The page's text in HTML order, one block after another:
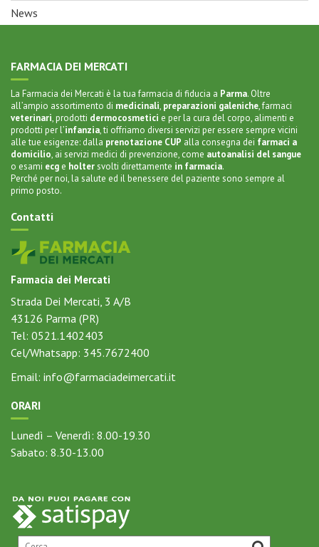
News
FARMACIA DEI MERCATI
La Farmacia dei Mercati è la tua farmacia di fiducia a Parma. Oltre
all’ampio assortimento di medicinali, preparazioni galeniche,farmaci
veterinari,prodotti dermocosmetici e per la cura del corpo, alimenti e
prodotti per l’infanzia, ti offriamo diversi servizi per essere sempre vicini
alle tue esigenze: dalla prenotazione CUP alla consegna dei farmaci a
domicilio, ai servizi medici di prevenzione, come autoanalisi del sangue
o esami ecg e holtersvolti direttamente in farmacia.
Perché per noi, la salute ed il benessere del paziente sono sempre al
primo posto.
Contatti
Farmacia dei Mercati
Strada Dei Mercati, 3 A/B
43126 Parma (PR)
Tel: 0521.1402403
Cel/Whatsapp: 345.7672400
Email: info@farmaciadeimercati.it
ORARI
Lunedì – Venerdì: 8.00-19.30
Sabato: 8.30-13.00